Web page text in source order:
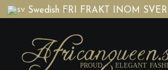
Swedish ▼
FRI FRAKT INOM